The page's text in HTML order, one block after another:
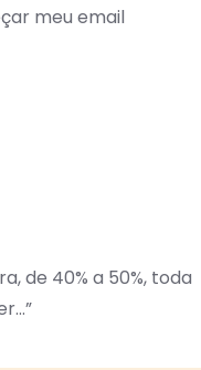
meu email
de 40% a 50%, toda